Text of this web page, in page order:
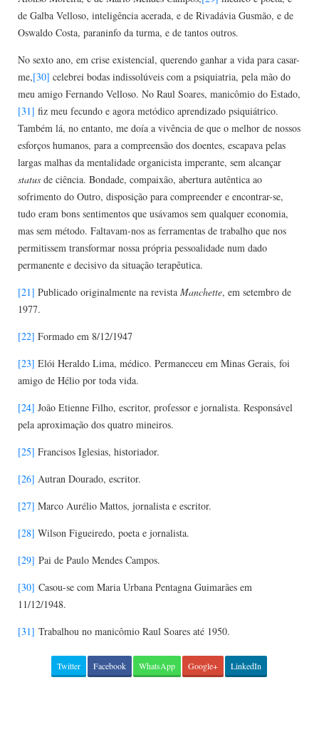
de Galba Velloso, inteligência acerada, e de Rivadávia Gusmão, e de
Oswaldo Costa, paraninfo da turma, e de tantos outros.
No sexto ano, em crise existencial, querendo ganhar a vida para casar-
me,[30] celebrei bodas indissolúveis com a psiquiatria, pela mão do
meu amigo Fernando Velloso. No Raul Soares, manicômio do Estado,
[31] fiz meu fecundo e agora metódico aprendizado psiquiá­trico.
Também lá, no entanto, me doía a vivência de que o melhor de nossos
esforços humanos, para a compreensão dos doentes, escapava pelas
largas malhas da mentalidade organicista imperante, sem alcançar
status de ciência. Bondade, compaixão, abertura autêntica ao
sofrimento do Outro, disposição para compreender e encontrar-se,
tudo eram bons sentimentos que usávamos sem qualquer economia,
mas sem método. Faltavam-nos as ferramentas de trabalho que nos
permitissem transformar nossa própria pessoalidade num dado
permanente e decisivo da situação terapêutica.
[21] Publicado originalmente na revista Manchette, em setembro de
1977.
[22] Formado em 8/12/1947
[23] Elói Heraldo Lima, médico. Permaneceu em Minas Gerais, foi
amigo de Hélio por toda vida.
[24] João Etienne Filho, escritor, professor e jornalista. Responsável
pela aproximação dos quatro mineiros.
[25] Francisos Iglesias, historiador.
[26] Autran Dourado, escritor.
[27] Marco Aurélio Mattos, jornalista e escritor.
[28] Wilson Figueiredo, poeta e jornalista.
[29] Pai de Paulo Mendes Campos.
[30] Casou-se com Maria Urbana Pentagna Guimarães em
11/12/1948.
[31] Trabalhou no manicômio Raul Soares até 1950.
Twitter Facebook WhatsApp Google+ LinkedIn